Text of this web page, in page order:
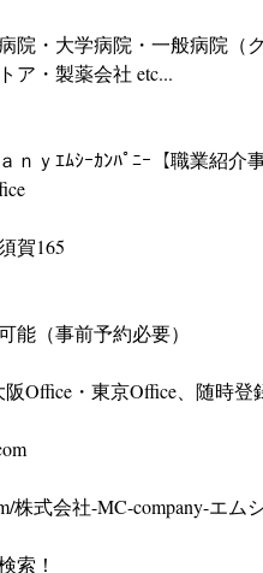
院・大学病院・一般病院（
ア・製薬会社 etc...
ｙｴﾑｼｰｶﾝﾊﾟﾆｰ【職業紹介事
賀165
能（事前予約必要）
Office・東京Office、随時登
株式会社-MC-company-エム
索！